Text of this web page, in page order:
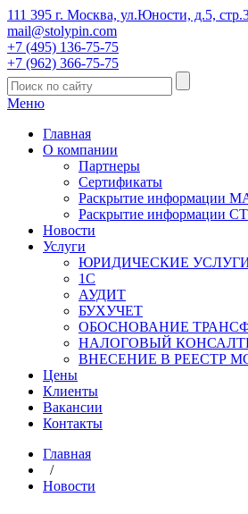
111 395 г. Москва, ул.Юности, д.5,
mail@stolypin.com
+7 (495) 136-75-75
+7 (962) 366-75-75
Меню
Главная
О компании
Партнеры
Сертификаты
Раскрытие информации
Раскрытие информации СТ
Новости
Услуги
ЮРИДИЧЕСКИЕ
1С
АУДИТ
БУХУЧЕТ
ОБОСНОВАНИЕ
НАЛОГОВЫЙ
ВНЕСЕНИЕ В РЕЕСТР
Цены
Клиенты
Вакансии
Контакты
Главная
/
Новости